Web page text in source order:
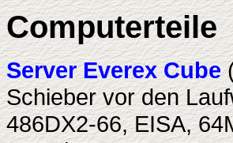
Computerteile
Server Everex Cube
Schieber vor den
486DX2-66, EISA,